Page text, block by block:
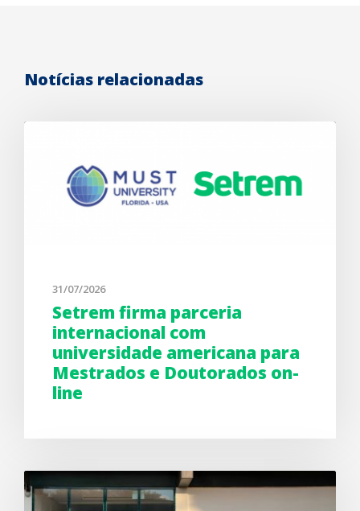
Notícias relacionadas
31/07/2026
Setrem firma parceria
internacional com
universidade americana para
Mestrados e Doutorados on-
line